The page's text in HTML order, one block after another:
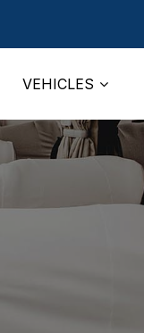
VEHICLES